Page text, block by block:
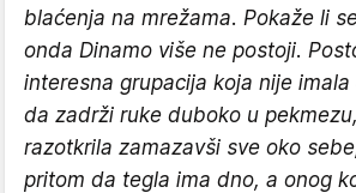
blaćenja na mrežama. Pokaže li
onda Dinamo više ne postoji.
interesna grupacija koja nije
da zadrži ruke duboko u
razotkrila zamazavši sve oko
pritom da tegla ima dno, a onog